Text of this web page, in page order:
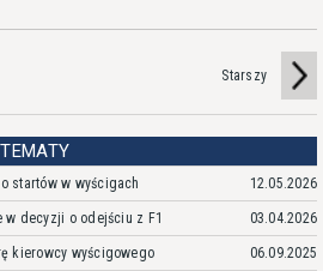
Starszy
startów w wyścigach 12.05.2026
w decyzji o odejściu z F1 03.04.2026
kierowcy wyścigowego 06.09.2025